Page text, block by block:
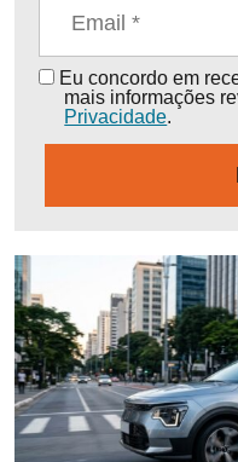
Eu concordo em
mais informações
Privacidade.